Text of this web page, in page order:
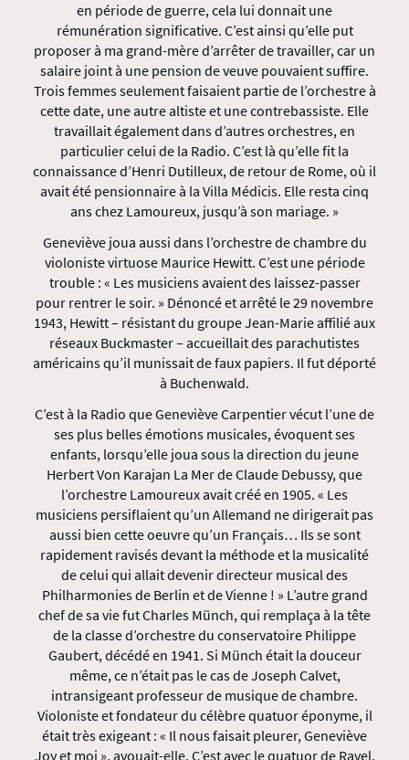
en période de guerre, cela lui donnait une
rémunération significative. C’est ainsi qu’elle put
proposer à ma grand-mère d’arrêter de travailler, car un
salaire joint à une pension de veuve pouvaient suffire.
Trois femmes seulement faisaient partie de l’orchestre à
cette date, une autre altiste et une contrebassiste. Elle
travaillait également dans d’autres orchestres, en
particulier celui de la Radio. C’est là qu’elle fit la
connaissance d’Henri Dutilleux, de retour de Rome, où il
avait été pensionnaire à la Villa Médicis. Elle resta cinq
ans chez Lamoureux, jusqu’à son mariage. »
Geneviève joua aussi dans l’orchestre de chambre du
violoniste virtuose Maurice Hewitt. C’est une période
trouble : « Les musiciens avaient des laissez-passer
pour rentrer le soir. » Dénoncé et arrêté le 29 novembre
1943, Hewitt – résistant du groupe Jean-Marie affilié aux
réseaux Buckmaster – accueillait des parachutistes
américains qu’il munissait de faux papiers. Il fut déporté
à Buchenwald.
C’est à la Radio que Geneviève Carpentier vécut l’une de
ses plus belles émotions musicales, évoquent ses
enfants, lorsqu’elle joua sous la direction du jeune
Herbert Von Karajan La Mer de Claude Debussy, que
l’orchestre Lamoureux avait créé en 1905. « Les
musiciens persiflaient qu’un Allemand ne dirigerait pas
aussi bien cette oeuvre qu’un Français… Ils se sont
rapidement ravisés devant la méthode et la musicalité
de celui qui allait devenir directeur musical des
Philharmonies de Berlin et de Vienne ! » L’autre grand
chef de sa vie fut Charles Münch, qui remplaça à la tête
de la classe d’orchestre du conservatoire Philippe
Gaubert, décédé en 1941. Si Münch était la douceur
même, ce n’était pas le cas de Joseph Calvet,
intransigeant professeur de musique de chambre.
Violoniste et fondateur du célèbre quatuor éponyme, il
était très exigeant : « Il nous faisait pleurer, Geneviève
Joy et moi », avouait-elle. C’est avec le quatuor de Ravel,